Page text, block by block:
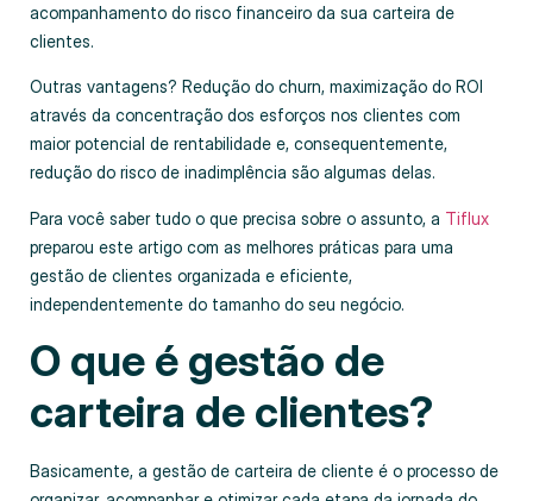
acompanhamento do risco financeiro da sua carteira de
clientes.
Outras vantagens? Redução do churn, maximização do ROI
através da concentração dos esforços nos clientes com
maior potencial de rentabilidade e, consequentemente,
redução do risco de inadimplência são algumas delas.
Para você saber tudo o que precisa sobre o assunto, a Tiflux
preparou este artigo com as melhores práticas para uma
gestão de clientes organizada e eficiente,
independentemente do tamanho do seu negócio.
O que é gestão de
carteira de clientes?
Basicamente, a gestão de carteira de cliente é o processo de